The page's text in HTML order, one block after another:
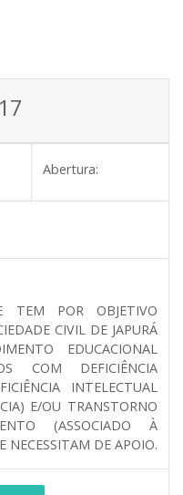
Abertura:
TEM POR OBJETIVO
CIVIL DE JAPURÁ
EDUCACIONAL
COM DEFICIÊNCIA
INTELECTUAL
E/OU TRANSTORNO
(ASSOCIADO À
NECESSITAM DE APOIO.